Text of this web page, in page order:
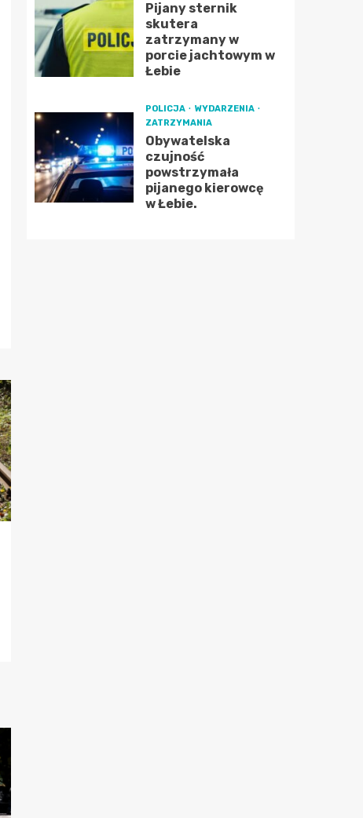
Pijany sternik
skutera
zatrzymany w
porcie jachtowym w
Łebie
POLICJA
WYDARZENIA
ZATRZYMANIA
Obywatelska
czujność
powstrzymała
pijanego kierowcę
w Łebie.